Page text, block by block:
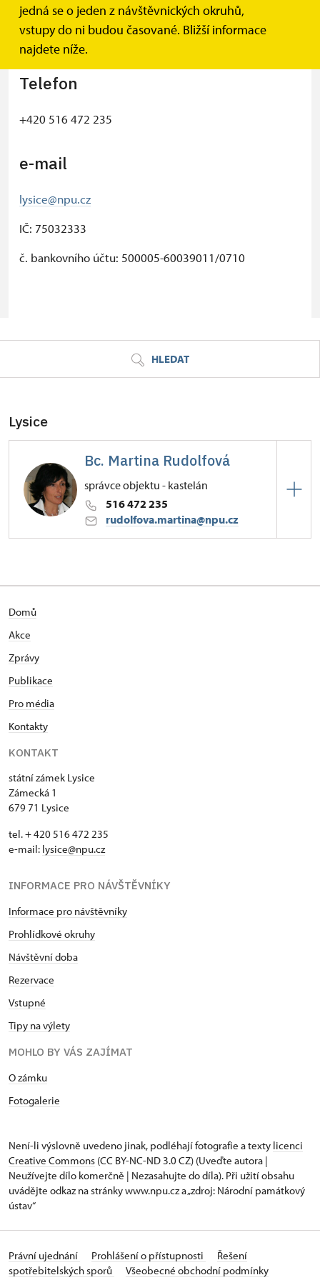
jedná se o jeden z návštěvnických okruhů,
vstupy do ni budou časované. Bližší informace
najdete níže.
Státní zámek Lysice
Zámecká 1
679 71 Lysice
Telefon
+420 516 472 235
e-mail
lysice@npu.cz
IČ: 75032333
č. bankovního účtu: 500005-60039011/0710
HLEDAT
Lysice
Bc. Martina Rudolfová
správce objektu - kastelán
516 472 235
rudolfova.martina@npu.cz
Domů
Akce
Zprávy
Publikace
Pro média
Kontakty
KONTAKT
státní zámek Lysice
Zámecká 1
679 71 Lysice
tel. + 420 516 472 235
e-mail: ​lysice@npu.cz
INFORMACE PRO NÁVŠTĚVNÍKY
Informace pro návštěvníky
Prohlídkové okruhy
Návštěvní doba
Rezervace
Vstupné
Tipy na výlety
MOHLO BY VÁS ZAJÍMAT
O zámku
Fotogalerie
Není-li výslovně uvedeno jinak, podléhají fotografie a texty licenci
Creative Commons (CC BY-NC-ND 3.0 CZ) (Uveďte autora |
Neužívejte dílo komerčně | Nezasahujte do díla). Při užití obsahu
uvádějte odkaz na stránky www.npu.cz a „zdroj: Národní památkový
ústav“
Právní ujednání Prohlášení o přístupnosti
Řešení
spotřebitelských sporů
Všeobecné obchodní podmínky